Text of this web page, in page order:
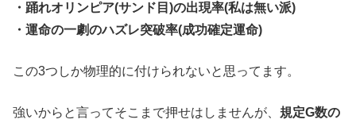
・踊れオリンピア(サンド目)の出現率(私は無い派)
・運命の一劇のハズレ突破率(成功確定運命)
この3つしか物理的に付けられないと思ってます。
強いからと言ってそこまで押せはしませんが、 規定G数の